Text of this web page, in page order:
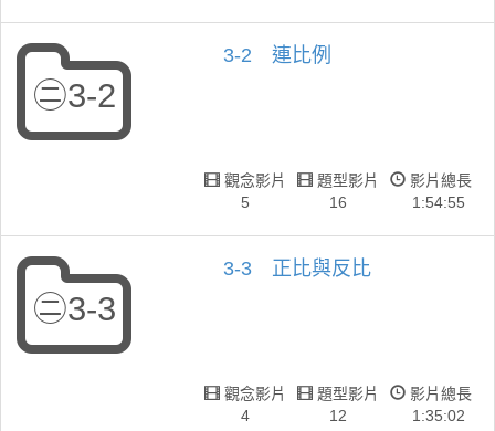
㊁3-2
3-2 連比例
影片總長
1:54:55
題型影片
16
觀念影片
5
㊁3-3
3-3 正比與反比
影片總長
1:35:02
題型影片
12
觀念影片
4